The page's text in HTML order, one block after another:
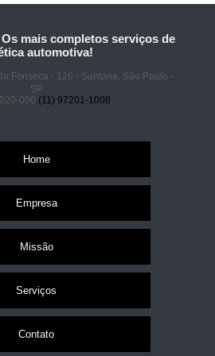
mais completos serviços de
automotiva!
Fonseca - 126 - Santana, São Paulo -
SP
000 (11) 97201-1008
Home
Empresa
Missão
Serviços
Contato